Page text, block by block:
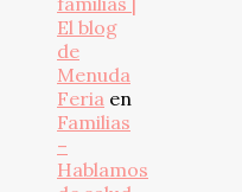
El blog
de
Menuda
Feria en
Familias
–
Hablamos